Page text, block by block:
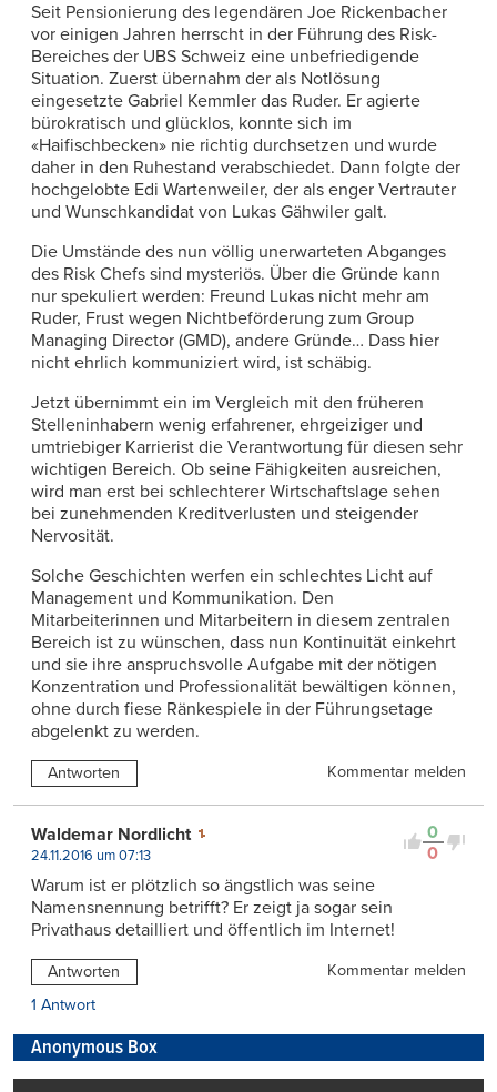
Seit Pensionierung des legendären Joe Rickenbacher
vor einigen Jahren herrscht in der Führung des Risk-
Bereiches der UBS Schweiz eine unbefriedigende
Situation. Zuerst übernahm der als Notlösung
eingesetzte Gabriel Kemmler das Ruder. Er agierte
bürokratisch und glücklos, konnte sich im
«Haifischbecken» nie richtig durchsetzen und wurde
daher in den Ruhestand verabschiedet. Dann folgte der
hochgelobte Edi Wartenweiler, der als enger Vertrauter
und Wunschkandidat von Lukas Gähwiler galt.
Die Umstände des nun völlig unerwarteten Abganges
des Risk Chefs sind mysteriös. Über die Gründe kann
nur spekuliert werden: Freund Lukas nicht mehr am
Ruder, Frust wegen Nichtbeförderung zum Group
Managing Director (GMD), andere Gründe… Dass hier
nicht ehrlich kommuniziert wird, ist schäbig.
Jetzt übernimmt ein im Vergleich mit den früheren
Stelleninhabern wenig erfahrener, ehrgeiziger und
umtriebiger Karrierist die Verantwortung für diesen sehr
wichtigen Bereich. Ob seine Fähigkeiten ausreichen,
wird man erst bei schlechterer Wirtschaftslage sehen
bei zunehmenden Kreditverlusten und steigender
Nervosität.
Solche Geschichten werfen ein schlechtes Licht auf
Management und Kommunikation. Den
Mitarbeiterinnen und Mitarbeitern in diesem zentralen
Bereich ist zu wünschen, dass nun Kontinuität einkehrt
und sie ihre anspruchsvolle Aufgabe mit der nötigen
Konzentration und Professionalität bewältigen können,
ohne durch fiese Ränkespiele in der Führungsetage
abgelenkt zu werden.
Antworten Kommentar melden
0
0
Waldemar Nordlicht
24.11.2016 um 07:13
Warum ist er plötzlich so ängstlich was seine
Namensnennung betrifft? Er zeigt ja sogar sein
Privathaus detailliert und öffentlich im Internet!
Antworten
Kommentar melden
1 Antwort
Anonymous Box